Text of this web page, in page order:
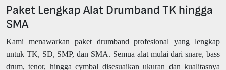
Paket Lengkap Alat Drumband TK hingga
SMA
Kami menawarkan paket drumband profesional yang lengkap
untuk TK, SD, SMP, dan SMA. Semua alat mulai dari snare, bass
drum, tenor, hingga cymbal disesuaikan ukuran dan kualitasnya